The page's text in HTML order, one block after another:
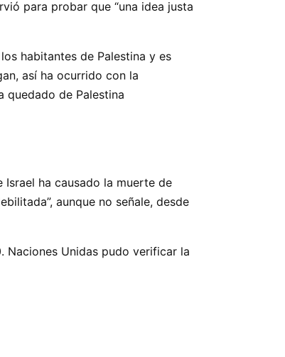
para probar que “una idea justa
habitantes de Palestina y es
así ha ocurrido con la
quedado de Palestina
ha causado la muerte de
aunque no señale, desde
Naciones Unidas pudo verificar la